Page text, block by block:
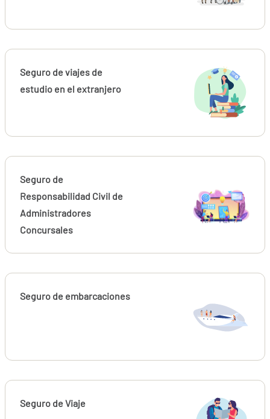
Seguro de viajes de
estudio en el extranjero
Seguro de
Responsabilidad Civil de
Administradores
Concursales
Seguro de embarcaciones
Seguro de Viaje